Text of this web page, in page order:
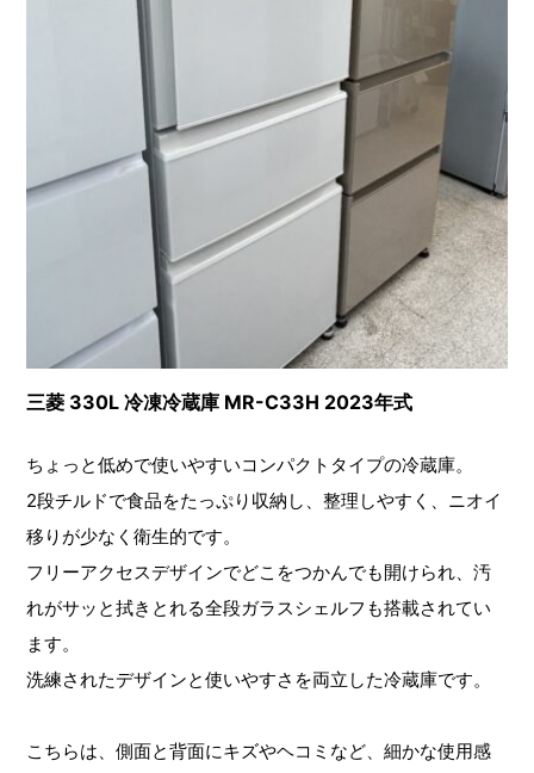
三菱 330L 冷凍冷蔵庫 MR-C33H 2023年式
ちょっと低めで使いやすいコンパクトタイプの冷蔵庫。
2段チルドで食品をたっぷり収納し、整理しやすく、ニオイ
移りが少なく衛生的です。
フリーアクセスデザインでどこをつかんでも開けられ、汚
れがサッと拭きとれる全段ガラスシェルフも搭載されてい
ます。
洗練されたデザインと使いやすさを両立した冷蔵庫です。
こちらは、側面と背面にキズやヘコミなど、細かな使用感